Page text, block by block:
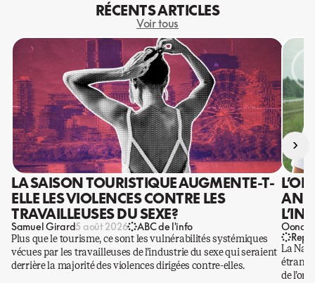
RÉCENTS ARTICLES
Voir tous
LA SAISON TOURISTIQUE AUGMENTE-T-
ELLE LES VIOLENCES CONTRE LES
TRAVAILLEUSES DU SEXE?
Samuel Girard5 août 2026 ABC de l'info
Plus que le tourisme, ce sont les vulnérabilités systémiques
vécues par les travailleuses de l’industrie du sexe qui seraient
derrière la majorité des violences dirigées contre-elles.
Oona
La
de l’or.
›